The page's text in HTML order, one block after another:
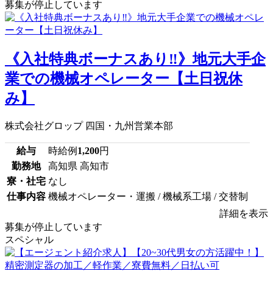
募集が停止しています
《入社特典ボーナスあり‼》地元大手企
業での機械オペレーター【土日祝休
み】
株式会社グロップ 四国・九州営業本部
給与 時給例 1,200円
勤務地
高知県 高知市
寮・社宅 なし
仕事内容 機械オペレーター・運搬 / 機械系工場 / 交替制
詳細を表示
募集が停止しています
スペシャル